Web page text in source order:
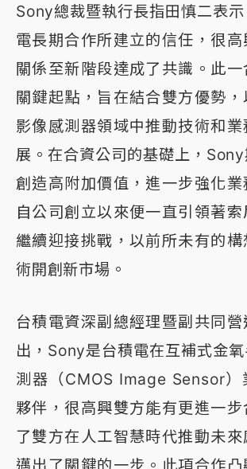
Sony總裁暨執行長指田慎二表
電長期合作所建立的信任，很
關係至新階段達成了共識。此
關鍵起點，旨在結合雙方優勢
影像感測器領域中推動技術和
展。在合資公司的基礎上，
創造高附加價值，進一步強化
自公司創立以來便一直引領著
繼續迎接挑戰，以前所未有的
術開創新市場。
台積電資深副總經理暨副共同
出，Sony是台積電在互補式金
測器（CMOS Image Sensor）
夥伴，很高興雙方能有更進一
了雙方在人工智慧時代推動未
邁出了關鍵的一步。此項合作